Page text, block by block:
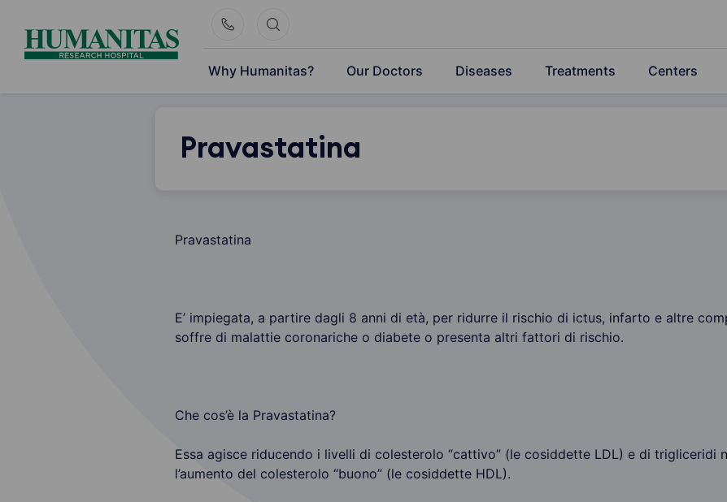
content
Why Humanitas? Our Doctors Diseases Treatments Centers
Pravastatina
Pravastatina
E’ impiegata, a partire dagli 8 anni di età, per ridurre il rischio di ictus, infarto e altre
soffre di malattie coronariche o diabete o presenta altri fattori di rischio.
Che cos’è la Pravastatina?
Essa agisce riducendo i livelli di colesterolo “cattivo” (le cosiddette LDL) e di trigliceridi
l’aumento del colesterolo “buono” (le cosiddette HDL).